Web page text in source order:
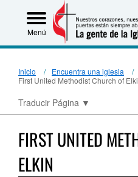
Menú
Inicio
Encuentra una iglesia
First United Methodist Church of
Traducir Página ▼
FIRST UNITED
ELKIN